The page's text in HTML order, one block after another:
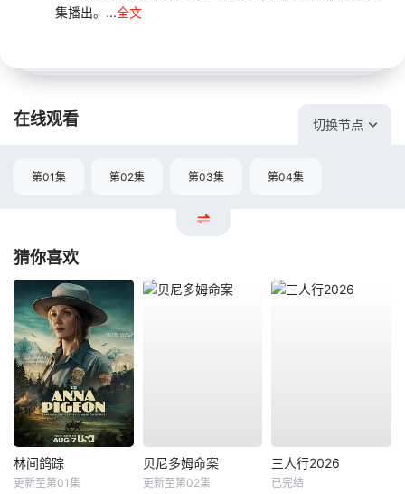
集播出。...全文
在线观看 切换节点
第01集 第02集 第03集 第04集
猜你喜欢
林间鸽踪
更新至第01集
贝尼多姆命案
更新至第02集
三人行2026
已完结